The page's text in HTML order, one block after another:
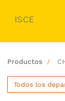
ISCE
Productos
Todos los